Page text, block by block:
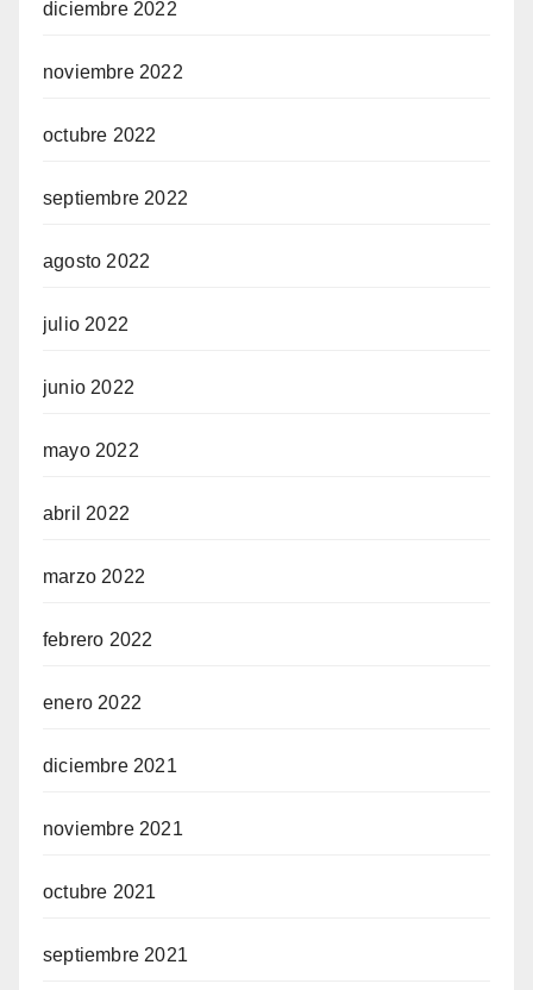
diciembre 2022
noviembre 2022
octubre 2022
septiembre 2022
agosto 2022
julio 2022
junio 2022
mayo 2022
abril 2022
marzo 2022
febrero 2022
enero 2022
diciembre 2021
noviembre 2021
octubre 2021
septiembre 2021